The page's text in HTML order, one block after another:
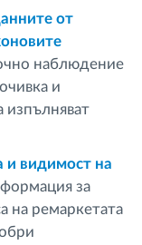
от
наблюдение
и
изпълняват
и видимост на
за
на ремаркетата